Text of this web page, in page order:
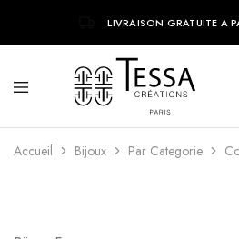
LIVRAISON GRATUITE A
Creations
tendances
Accueil Bijoux Par Categorie